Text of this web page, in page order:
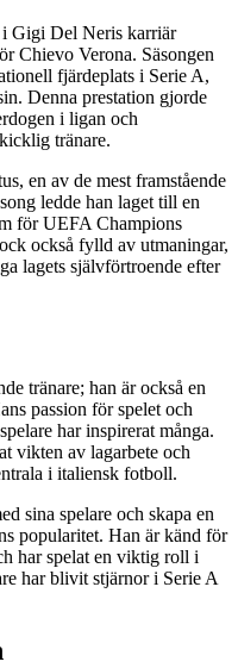
i Gigi Del Neris karriär
Chievo Verona. Säsongen
fjärdeplats i Serie A,
Denna prestation gjorde
i ligan och
tränare.
en av de mest framstående
ledde han laget till en
för UEFA Champions
också fylld av utmaningar,
lagets självförtroende efter
tränare; han är också en
passion för spelet och
har inspirerat många.
vikten av lagarbete och
i italiensk fotboll.
sina spelare och skapa en
popularitet. Han är känd för
har spelat en viktig roll i
har blivit stjärnor i Serie A